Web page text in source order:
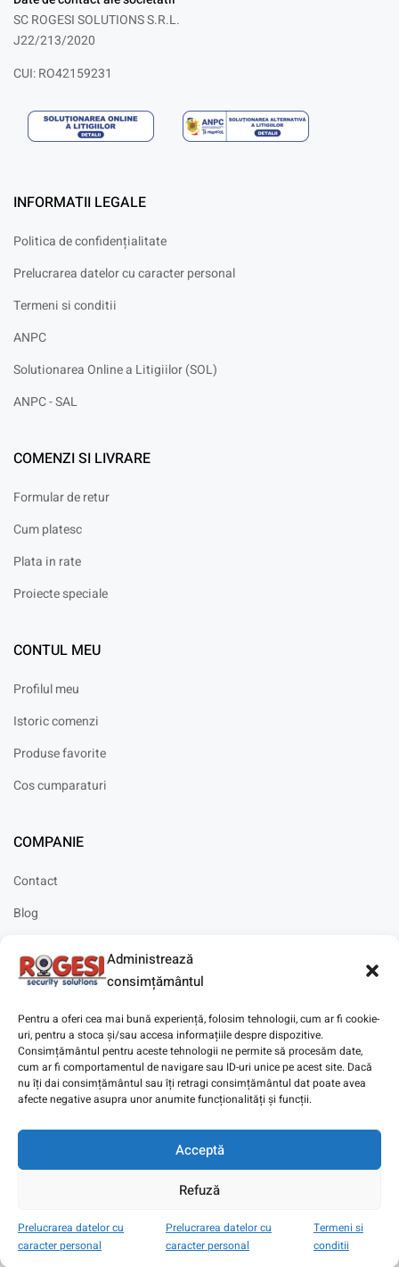
Administrează
consimțământul
Pentru a oferi cea mai bună experiență, folosim tehnologii, cum ar fi cookie-
uri, pentru a stoca și/sau accesa informațiile despre dispozitive.
Consimțământul pentru aceste tehnologii ne permite să procesăm date,
cum ar fi comportamentul de navigare sau ID-uri unice pe acest site. Dacă
nu îți dai consimțământul sau îți retragi consimțământul dat poate avea
afecte negative asupra unor anumite funcționalități și funcții.
Acceptă
Refuză
Prelucrarea datelor cu
caracter personal
Prelucrarea datelor cu
caracter personal
Termeni si
conditii
Magazin Search Wishlist
SC ROGESI SOLUTIONS S.R.L.
J22/213/2020
CUI: RO42159231
INFORMATII LEGALE
Politica de confidențialitate
Prelucrarea datelor cu caracter personal
Termeni si conditii
ANPC
Solutionarea Online a Litigiilor (SOL)
ANPC - SAL
COMENZI SI LIVRARE
Formular de retur
Cum platesc
Plata in rate
Proiecte speciale
CONTUL MEU
Profilul meu
Istoric comenzi
Produse favorite
Cos cumparaturi
COMPANIE
Contact
Blog
Solicitare instalare
Copyright © 2025Digitaz.